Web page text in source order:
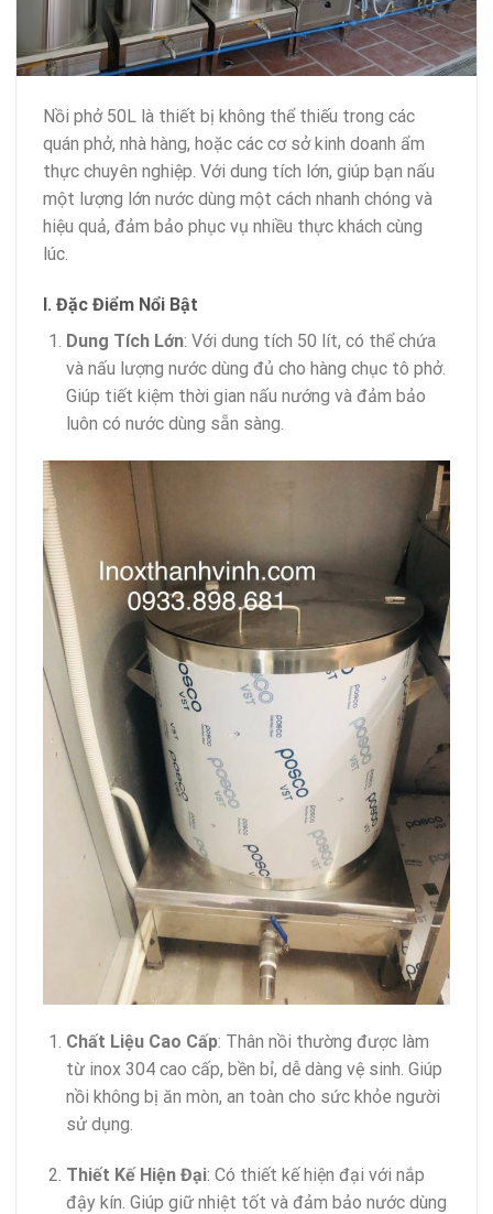
Nồi phở 50L là thiết bị không thể thiếu trong các
quán phở, nhà hàng, hoặc các cơ sở kinh doanh ẩm
thực chuyên nghiệp. Với dung tích lớn, giúp bạn nấu
một lượng lớn nước dùng một cách nhanh chóng và
hiệu quả, đảm bảo phục vụ nhiều thực khách cùng
lúc.
I. Đặc Điểm Nổi Bật
Dung Tích Lớn: Với dung tích 50 lít, có thể chứa
và nấu lượng nước dùng đủ cho hàng chục tô phở.
Giúp tiết kiệm thời gian nấu nướng và đảm bảo
luôn có nước dùng sẵn sàng.
Chất Liệu Cao Cấp: Thân nồi thường được làm
từ inox 304 cao cấp, bền bỉ, dễ dàng vệ sinh. Giúp
nồi không bị ăn mòn, an toàn cho sức khỏe người
sử dụng.
Thiết Kế Hiện Đại: Có thiết kế hiện đại với nắp
đậy kín. Giúp giữ nhiệt tốt và đảm bảo nước dùng